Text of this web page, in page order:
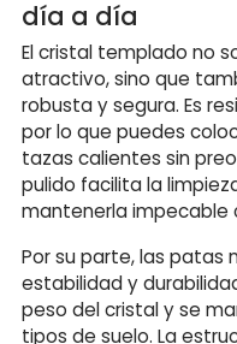
día a día
El cristal templado no
atractivo, sino que
robusta y segura. Es
por lo que puedes
tazas calientes sin
pulido facilita la
mantenerla impecable
Por su parte, las patas
estabilidad y
peso del cristal y se
tipos de suelo. La